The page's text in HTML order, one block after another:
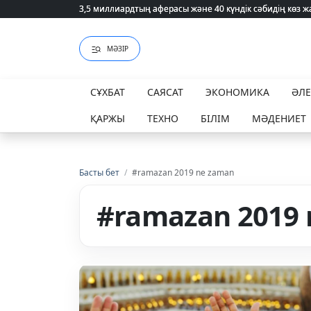
3,5 миллиардтың аферасы және 40 күндік сәбидің
3,5 миллиардтың аферасы және 40 күндік сәбидің
МӘЗІР
СҰХБАТ САЯСАТ ЭКОНОМИКА
ҚАРЖЫ
ТЕХНО БІЛІМ МӘДЕНИЕТ
Басты бет / #ramazan 2019 ne zaman
#ramazan 2019